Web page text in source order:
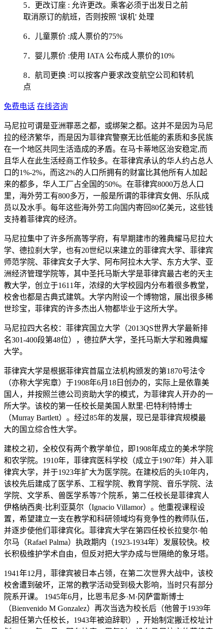
5．更改订座 : 允许更改。乘客必须于出发日之前
取消原订的航班，否则按照 '误机' 处理
6．儿童票价 :成人票价的75%
7．婴儿票价 :使用 IATA 公布成人票价的10%
8．航司更换 :可以按客户要求改变航空公司和转机
点
免费电话 在线咨询
马尼拉可谓是亚洲罪恶之都，或绑架之都。这并不是因为马尼
拉的经济繁华，而是因为菲律宾警察无比低能的素质和多民族
在一个地区共同生活造成的矛盾。在马卡蒂地区治安稳定,而
且华人在此生活经商工作较多。在菲律宾承认的华人约占总人
口的1%-2%，而这2%的人口所拥有的财富比其他所有人加起
来的都多，华人工厂占全国的50%。在菲律宾8000万总人口
里，海外劳工有800多万，一般是所谓的菲律宾女佣、乐队成
员以及水手。每年这些海外劳工向国内寄回80亿美元，这些钱
支持着菲律宾的经济。
马尼拉集中了许多所高等学府，有早期建市的雅典耀马尼拉大
学、德拉刹大学，也有20世纪以来建立的菲律宾大学、菲律宾
师范学院、菲律宾女子大学、阿布阿拉木大学、东方大学、亚
洲经济管理学院等，其中圣托马斯大学是菲律宾最古老的天主
教大学，创立于1611年，浓绿的大学校园内分布着很多教堂，
校舍也都是古典式建筑。大学内附设一个博物馆，展出很多稀
世珍宝，菲律宾的许多杰出人物都毕业于这所大学。
马尼拉四大名校：菲律宾国立大学（2013QS世界大学最新排
名301-400段第48位），德拉萨大学，圣托马斯大学和雅典耀
大学。
菲律宾大学是根据菲律宾首届立法机构颁发的第1870号法令
（亦称大学宪章）于1908年6月18日创办的，实际上是依靠美
国人，并按照兰德公司资助大学的模式，为菲律宾人开办的一
所大学。该校的第一任校长是美国人默里·巴特利特博士
（Murray Bartlett）。经过85年的发展，现已是菲律宾规模最
大的国立综合性大学。
建校之初，全校仅有两个教学单位，即1908年成立的美术学院
和农学院。1910年，菲律宾医科学校（成立于1907年）并入菲
律宾大学，并于1923年扩大为医学院。在建校后的头10年内，
该校先后建成了医学系、工程学院、教育学院、音乐学院、法
学院、文学系、兽医学系等7个院系，第二任校长是菲律宾人
伊格纳西奥·比利亚莫尔（Ignacio Villamor）。他重视课程设
置，希望建立一支在教学和科研领域均有竞争性的教师队伍，
并逐步使他们菲律宾化。菲律宾大学在第四任校长拉斐尔·帕
尔马（Rafael Palma）执政期内（1923-1934年）发展较快。校
长积极维护学术自由，但反对把大学办成与世隔绝的象牙塔。
1941年12月，菲律宾被日本占领，在第二次世界大战中，该校
校舍遭到破坏，正常的教学活动受到极大影响，当时只有部分
院系开课。 1945年6月，比恩韦尼多·M·冈萨雷斯博士
（Bienvenido M Gonzalez）再次当选为校长后（他曾于1939年
起担任第六任校长，1943年被迫辞职），开始制定搬迁校址计